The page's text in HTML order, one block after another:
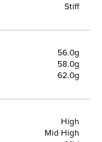
Stiff
56.0g
58.0g
62.0g
High
Mid High